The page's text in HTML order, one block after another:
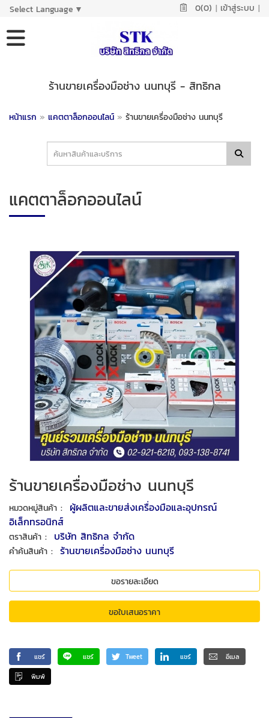
Select Language ▼ 0(0) | เข้าสู่ระบบ |
ร้านขายเครื่องมือช่าง นนทบุรี - สิทธิกล
หน้าแรก » แคตตาล็อกออนไลน์ » ร้านขายเครื่องมือช่าง นนทบุรี
แคตตาล็อกออนไลน์
ร้านขายเครื่องมือช่าง นนทบุรี
หมวดหมู่สินค้า : ผู้ผลิตและขายส่งเครื่องมือและอุปกรณ์
อิเล็กทรอนิกส์
ตราสินค้า : บริษัท สิทธิกล จำกัด
คำค้นสินค้า : ร้านขายเครื่องมือช่าง นนทบุรี
ขอรายละเอียด
ขอใบเสนอราคา
แชร์ แชร์ Tweet แชร์ อีเมล
พิมพ์